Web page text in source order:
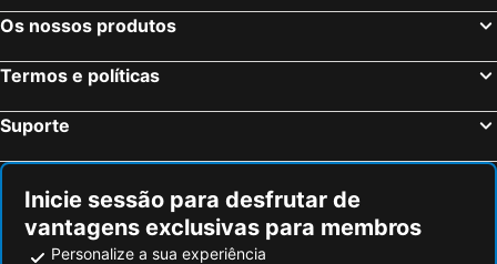
Os nossos produtos
Termos e políticas
Suporte
Inicie sessão para desfrutar de
vantagens exclusivas para membros
Personalize a sua experiência